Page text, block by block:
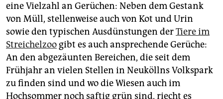
genossenschaft
epaper login
eine Vielzahl an Gerüchen: Neben dem Gestank
von Müll, stellenweise auch von Kot und Urin
sowie den typischen Ausdünstungen derTiere im
Streichelzoo gibt es auch ansprechende Gerüche:
An den abgezäunten Bereichen, die seit dem
Frühjahr an vielen Stellen in Neuköllns Volkspark
zu finden sind und wo die Wiesen auch im
Hochsommer noch saftig grün sind, riecht es